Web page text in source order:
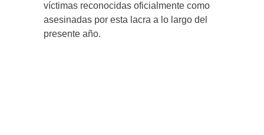
víctimas reconocidas oficialmente como
asesinadas por esta lacra a lo largo del
presente año.